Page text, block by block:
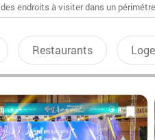
endroits à visiter dans un
Restaurants